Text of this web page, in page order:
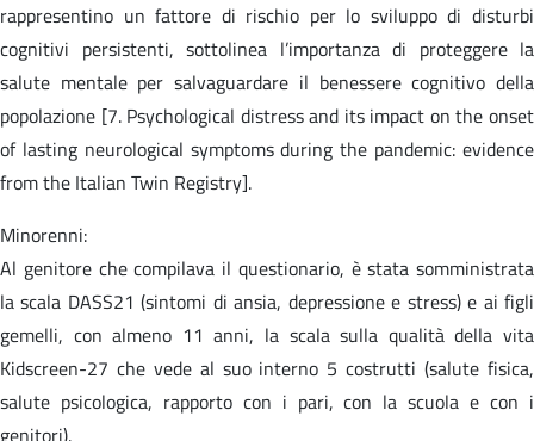
rappresentino un fattore di rischio per lo sviluppo di disturbi
cognitivi persistenti, sottolinea l’importanza di proteggere la
salute mentale per salvaguardare il benessere cognitivo della
popolazione [7. Psychological distress and its impact on the onset
of lasting neurological symptoms during the pandemic: evidence
from the Italian Twin Registry].
Minorenni:
Al genitore che compilava il questionario, è stata somministrata
la scala DASS21 (sintomi di ansia, depressione e stress) e ai figli
gemelli, con almeno 11 anni, la scala sulla qualità della vita
Kidscreen-27 che vede al suo interno 5 costrutti (salute fisica,
salute psicologica, rapporto con i pari, con la scuola e con i
genitori).